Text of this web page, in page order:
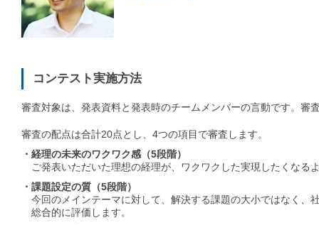
コンテスト実施方法
審査対象は、発表資料と発表時のチームメンバーの言動です。審
審査の配点は合計20点とし、4つの項目で審査します。
・経理の未来のワクワク感（5段階）
ご発表いただいた理想の経理が、ワクワクした実現したくなる
・課題設定の質（5段階）
今回のメインテーマに対して、解決する課題の大小ではなく、
総合的に評価します。